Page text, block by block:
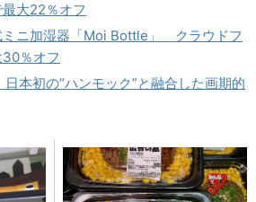
大22％オフ
ミニ加湿器「Moi Bottle」 クラウドフ
％オフ
本初の“ハンモック”と融合した画期的